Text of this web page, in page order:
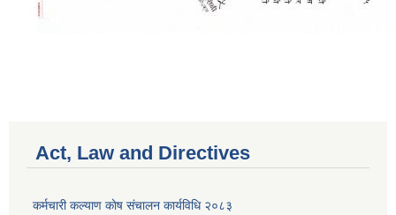
Act, Law and Directives
कर्मचारी कल्याण काेष संचालन कार्यविधि २०८३